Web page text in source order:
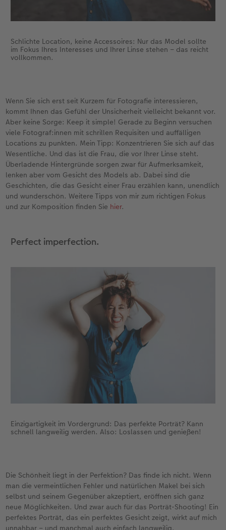
Schlichte Location, keine Accessoires: Nur das Model sollte
im Fokus Ihres Interesses und Ihrer Linse stehen – das reicht
vollkommen.
Wenn Sie sich erst seit Kurzem für Fotografie interessieren,
kommt Ihnen das Gefühl der Unsicherheit vielleicht bekannt vor.
Aber keine Sorge: Keep it simple! Gerade zu Beginn versuchen
viele Fotograf:innen mit schrillen Requisiten und auffälligen
Locations zu punkten. Mein Tipp: Konzentrieren Sie sich auf das
Wesentliche. Und das ist die Frau, die vor Ihrer Linse steht.
Überladende Hintergründe sorgen zwar für Aufmerksamkeit,
lenken aber vom Gesicht des Models ab. Dabei sind die
Geschichten, die das Gesicht einer Frau erzählen kann, unendlich
und wunderschön. Weitere Tipps von mir zum richtigen Fokus
und zur Komposition finden Sie hier.
Perfect imperfection.
Einzigartigkeit im Vordergrund: Das perfekte Porträt? Kann
schnell langweilig werden. Also: Loslassen und genießen!
Die Schönheit liegt in der Perfektion? Das finde ich nicht. Wenn
man die vermeintlichen Fehler und natürlichen Makel bei sich
selbst und seinem Gegenüber akzeptiert, eröffnen sich ganz
neue Möglichkeiten. Und zwar auch für das Porträt-Shooting! Ein
perfektes Porträt, das ein perfektes Gesicht zeigt, wirkt auf mich